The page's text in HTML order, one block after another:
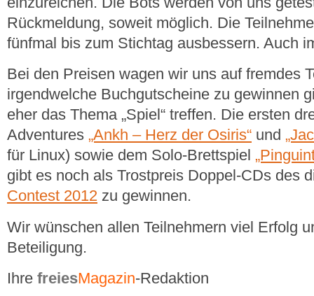
Rückmeldung, soweit möglich. Die
fünfmal bis zum Stichtag ausbessern. Auch
Bei den Preisen wagen wir uns auf fremdes
irgendwelche Buchgutscheine zu gewinnen
eher das Thema „Spiel“ treffen. Die ersten
Adventures „Ankh – Herz der Osiris“ und
für Linux) sowie dem Solo-Brettspiel
gibt es noch als Trostpreis Doppel-CDs des
Contest 2012 zu gewinnen.
Wir wünschen allen Teilnehmern viel Erfolg
Beteiligung.
Ihre freiesMagazin-Redaktion